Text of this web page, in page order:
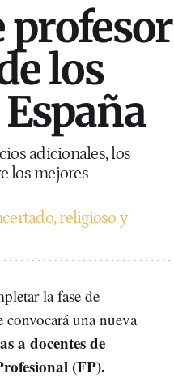
profesor
los
adicionales, los
los mejores
religioso y
la fase de
convocará una nueva
a docentes de
(FP).